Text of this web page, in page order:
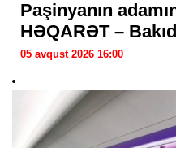
Paşinyanın
HƏQARƏT –
05 avqust 2026 16:00